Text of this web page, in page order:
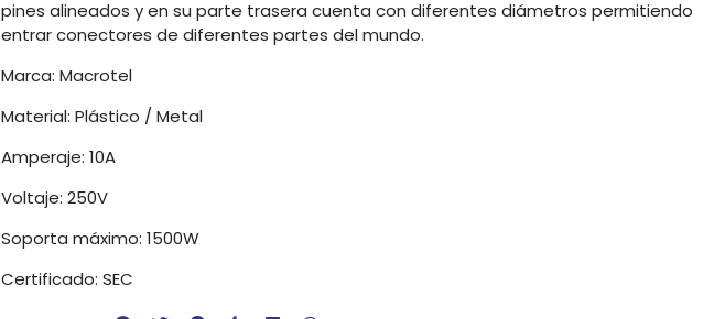
pines alineados y en su parte trasera cuenta con diferentes diámetros permitiendo
entrar conectores de diferentes partes del mundo.
Marca: Macrotel
Material: Plástico / Metal
Amperaje: 10A
Voltaje: 250V
Soporta máximo: 1500W
Certificado: SEC